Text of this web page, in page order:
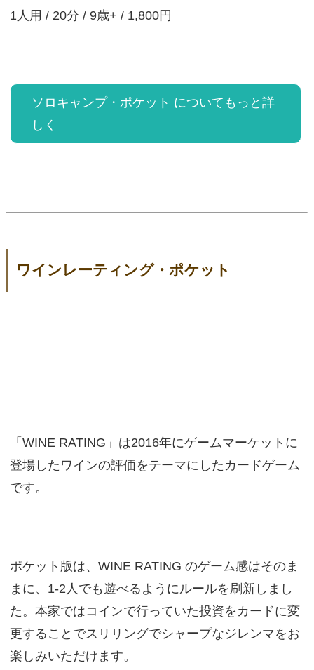
1人用 / 20分 / 9歳+ / 1,800円
ソロキャンプ・ポケット についてもっと詳
しく
ワインレーティング・ポケット
「WINE RATING」は2016年にゲームマーケットに
登場したワインの評価をテーマにしたカードゲーム
です。
ポケット版は、WINE RATING のゲーム感はそのま
まに、1-2人でも遊べるようにルールを刷新しまし
た。本家ではコインで行っていた投資をカードに変
更することでスリリングでシャープなジレンマをお
楽しみいただけます。